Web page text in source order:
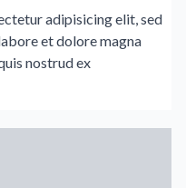
adipisicing elit, sed
et dolore magna
nostrud ex